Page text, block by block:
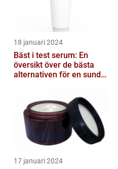
18 januari 2024
Bäst i test serum: En
översikt över de bästa
alternativen för en sund
17 januari 2024